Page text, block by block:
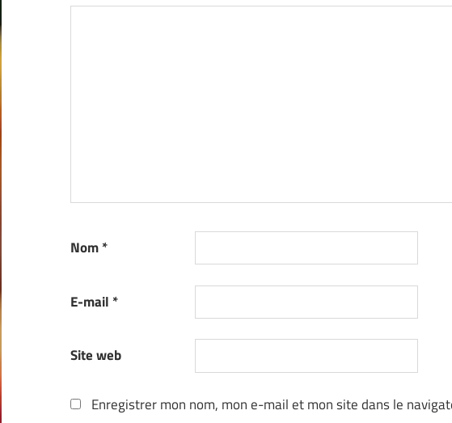
Nom*
E-mail *
Site web
Enregistrer mon nom, mon e-mail et mon site dans le